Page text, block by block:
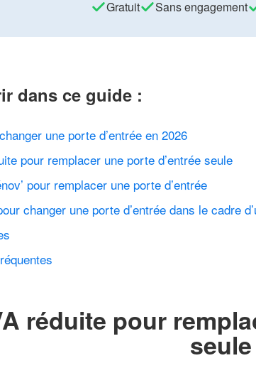
Gratuit Sans engagement
dans ce guide :
une porte d’entrée en 2026
pour remplacer une porte d’entrée seule
pour remplacer une porte d’entrée
changer une porte d’entrée dans le cadre
réduite pour
seule